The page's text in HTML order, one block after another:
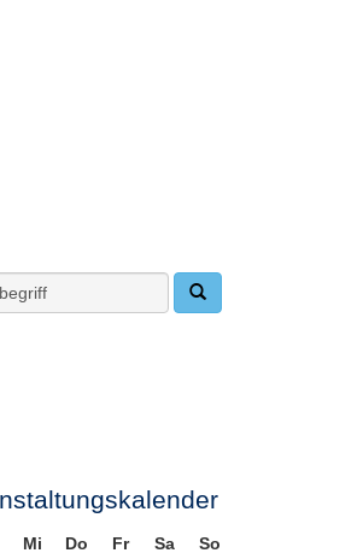
Mi Do Fr Sa
So